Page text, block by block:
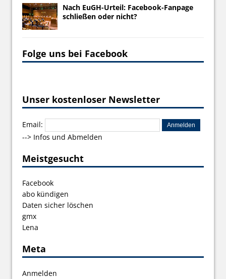
Nach EuGH-Urteil: Facebook-Fanpage
schließen oder nicht?
Folge uns bei Facebook
Unser kostenloser Newsletter
Email:
--> Infos und Abmelden
Meistgesucht
Facebook
abo kündigen
Daten sicher löschen
gmx
Lena
Meta
Anmelden